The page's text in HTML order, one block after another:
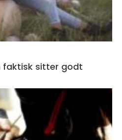
faktisk sitter godt